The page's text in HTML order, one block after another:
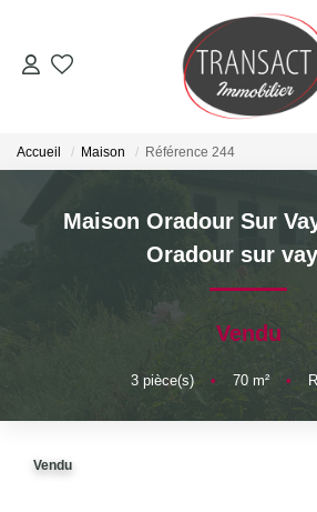
ACCUEIL
LOUER
NOTRE
Accueil Maison Référence 244
Maison Oradour Sur
Oradour sur
Vendu
3pièce(s) • 70m² •
Vendu